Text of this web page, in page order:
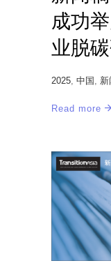
成功
业脱
2025, 中国 , 新
Read more